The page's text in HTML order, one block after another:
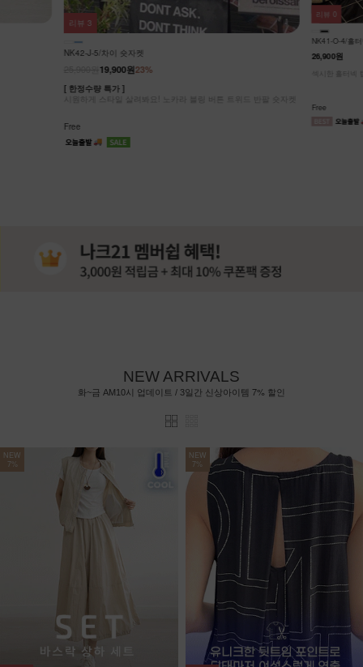
NK42-J-5/차이 숏자켓
23%
19,900원
[ 한정수량 특가 ]
시원하게 스타일 살려봐요! 노카라 블링 버튼 트위드 반팔 숏자켓
Free
리뷰 3
NK41-O-4/홀
26,900원
섹시한 홀터
Free
리뷰 0
NEW ARRIVALS
화~금 AM10시 업데이트 / 3일간 신상아이템 7% 할인
NEW
7%
NEW
7%